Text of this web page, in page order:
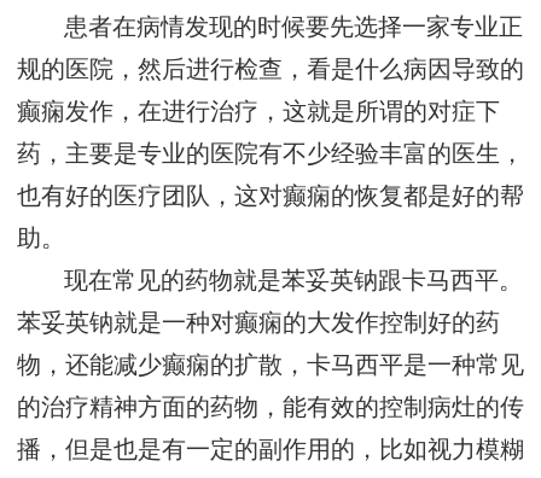
患者在病情发现的时候要先选择一家专业正
规的医院，然后进行检查，看是什么病因导致的
癫痫发作，在进行治疗，这就是所谓的对症下
药，主要是专业的医院有不少经验丰富的医生，
也有好的医疗团队，这对癫痫的恢复都是好的帮
助。
现在常见的药物就是苯妥英钠跟卡马西平。
苯妥英钠就是一种对癫痫的大发作控制好的药
物，还能减少癫痫的扩散，卡马西平是一种常见
的治疗精神方面的药物，能有效的控制病灶的传
播，但是也是有一定的副作用的，比如视力模糊